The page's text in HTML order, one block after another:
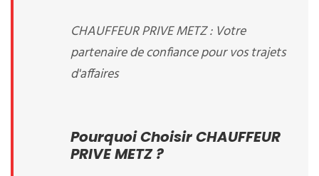
CHAUFFEUR PRIVE METZ : Votre
partenaire de confiance pour vos trajets
d'affaires
Pourquoi Choisir CHAUFFEUR
PRIVE METZ ?